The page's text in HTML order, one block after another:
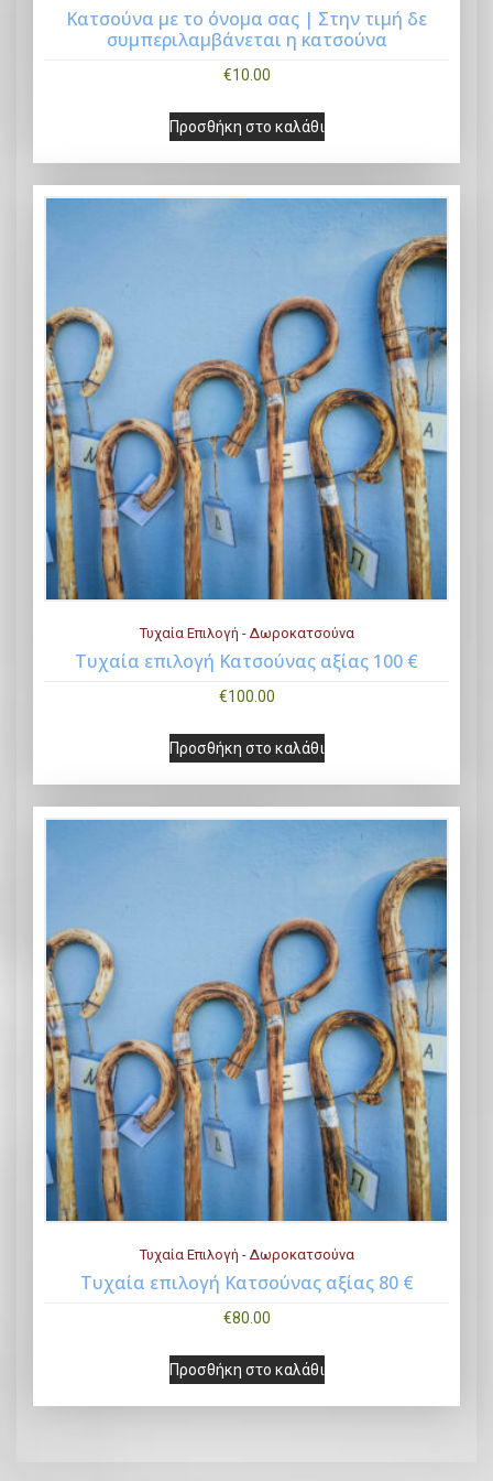
Κατσούνα με το όνομα σας | Στην τιμή δε
συμπεριλαμβάνεται η κατσούνα
€10.00
Προσθήκη στο καλάθι
Τυχαία Επιλογή - Δωροκατσούνα
Τυχαία επιλογή Κατσούνας αξίας 100 €
€100.00
Προσθήκη στο καλάθι
Τυχαία Επιλογή - Δωροκατσούνα
Τυχαία επιλογή Κατσούνας αξίας 80 €
€80.00
Προσθήκη στο καλάθι